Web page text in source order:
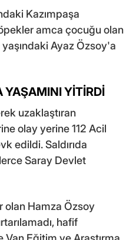
Kazımpaşa
amca çocuğu olan
Ayaz Özsoy'a
YAŞAMINI YİTİRDİ
uzaklaştıran
olay yerine 112 Acil
edildi. Saldırıda
Saray Devlet
olan Hamza Özsoy
hafif